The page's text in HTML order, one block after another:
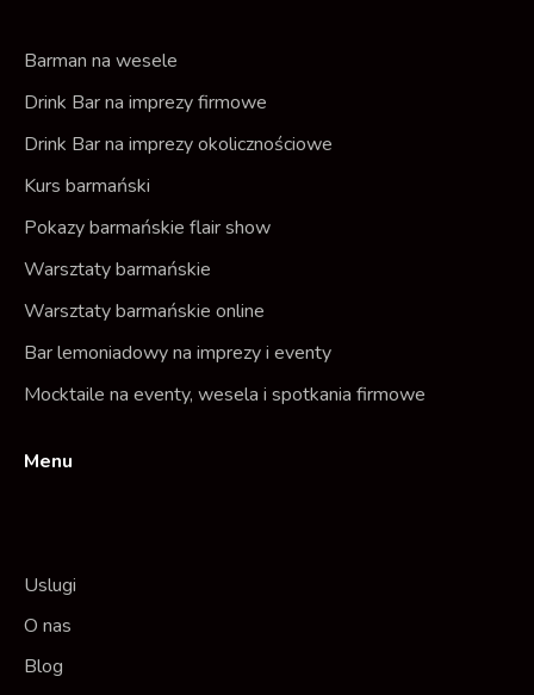
o
k
r
a
m
Barman na wesele
Drink Bar na imprezy firmowe
Drink Bar na imprezy okolicznościowe
Kurs barmański
Pokazy barmańskie flair show
Warsztaty barmańskie
Warsztaty barmańskie online
Bar lemoniadowy na imprezy i eventy
Mocktaile na eventy, wesela i spotkania firmowe
Menu
Uslugi
O nas
Blog